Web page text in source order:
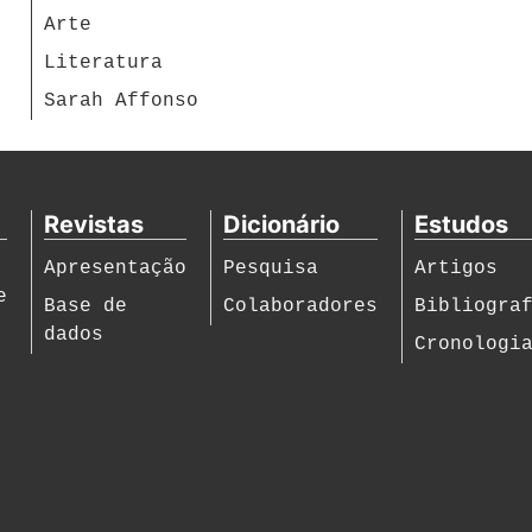
Arte
Literatura
Sarah Affonso
Revistas
Apresentação
Base de
dados
Dicionário
Pesquisa
Colaboradores
Estudos
Artigos